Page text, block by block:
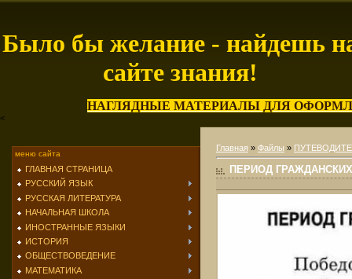
Было бы желание - найдешь
сайте знания!
НАГЛЯДНЫЕ МАТЕРИАЛЫ ДЛЯ
<
меню сайта
ГЛАВНАЯ СТРАНИЦА
РУССКИЙ ЯЗЫК
РУССКАЯ ЛИТЕРАТУРА
НАЧАЛЬНАЯ ШКОЛА
ИНОСТРАННЫЕ ЯЗЫКИ
ИСТОРИЯ
ОБЩЕСТВОВЕДЕНИЕ
МАТЕМАТИКА
Главная » Файлы »
ПЕРИОД